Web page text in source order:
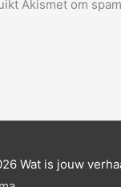
Akismet om
Wat is jouw